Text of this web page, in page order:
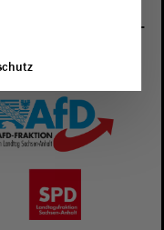
von Sachsen-